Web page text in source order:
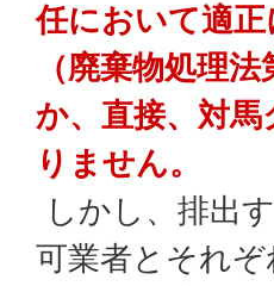
任において適
（廃棄物処理
か、直接、対
りません。
しかし、排出
可業者とそれ